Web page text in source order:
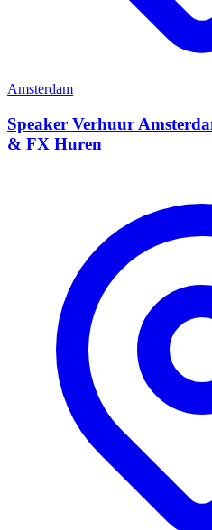
Amsterdam
Speaker Verhuur
& FX Huren